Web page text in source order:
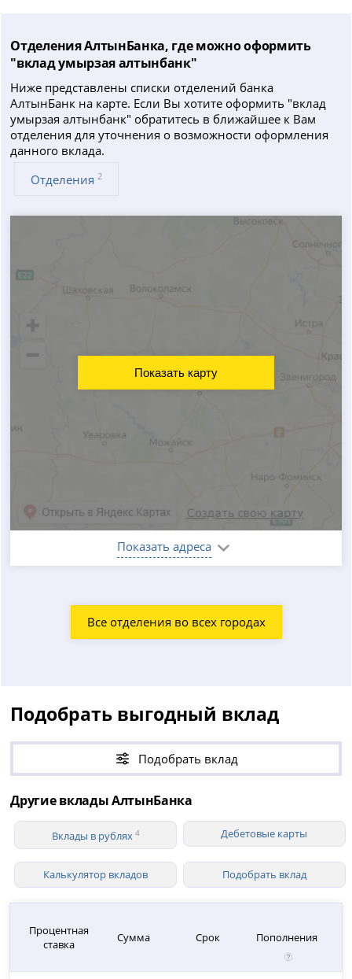
Отделения АлтынБанка, где можно оформить
"вклад умырзая алтынбанк"
Ниже представлены списки отделений банка
АлтынБанк на карте. Если Вы хотите оформить "вклад
умырзая алтынбанк" обратитесь в ближайшее к Вам
отделения для уточнения о возможности оформления
данного вклада.
Отделения2
Показать адреса
Показать карту
Все отделения во всех городах
Подобрать выгодный вклад
Подобрать вклад
Другие вклады АлтынБанка
Вклады в рублях 4 Дебетовые карты
Калькулятор вкладов Подобрать вклад
Процентная
ставка
Сумма Срок Пополнения